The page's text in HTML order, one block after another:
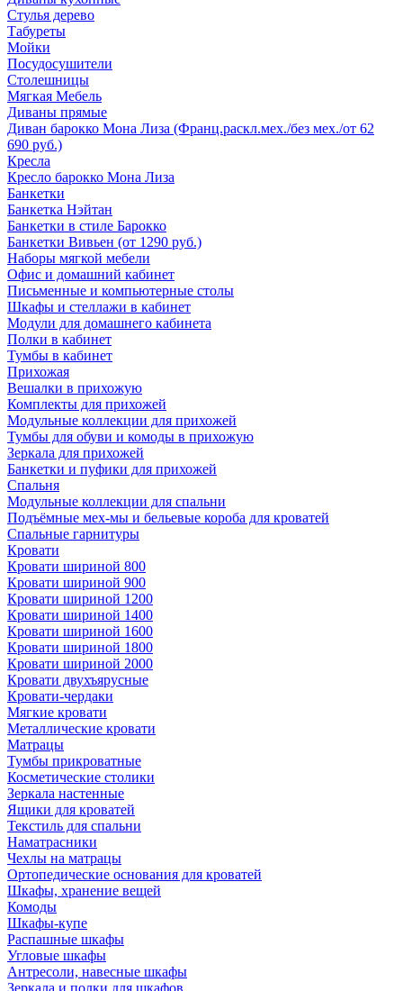
Стулья дерево
Табуреты
Мойки
Посудосушители
Столешницы
Мягкая Мебель
Диваны прямые
Диван барокко Мона Лиза (Франц.раскл.мех./без мех./от 62
690 руб.)
Кресла
Кресло барокко Мона Лиза
Банкетки
Банкетка Нэйтан
Банкетки в стиле Барокко
Банкетки Вивьен (от 1290 руб.)
Наборы мягкой мебели
Офис и домашний кабинет
Письменные и компьютерные столы
Шкафы и стеллажи в кабинет
Модули для домашнего кабинета
Полки в кабинет
Тумбы в кабинет
Прихожая
Вешалки в прихожую
Комплекты для прихожей
Модульные коллекции для прихожей
Тумбы для обуви и комоды в прихожую
Зеркала для прихожей
Банкетки и пуфики для прихожей
Спальня
Модульные коллекции для спальни
Подъёмные мех-мы и бельевые короба для кроватей
Спальные гарнитуры
Кровати
Кровати шириной 800
Кровати шириной 900
Кровати шириной 1200
Кровати шириной 1400
Кровати шириной 1600
Кровати шириной 1800
Кровати шириной 2000
Кровати двухъярусные
Кровати-чердаки
Мягкие кровати
Металлические кровати
Матрацы
Тумбы прикроватные
Косметические столики
Зеркала настенные
Ящики для кроватей
Текстиль для спальни
Наматрасники
Чехлы на матрацы
Ортопедические основания для кроватей
Шкафы, хранение вещей
Комоды
Шкафы-купе
Распашные шкафы
Угловые шкафы
Антресоли, навесные шкафы
Зеркала и полки для шкафов